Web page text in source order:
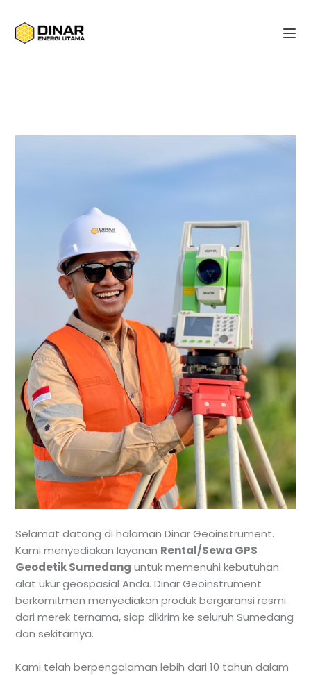
Selamat datang di halaman Dinar Geoinstrument.
Kami menyediakan layanan Rental/Sewa GPS
Geodetik Sumedang untuk memenuhi kebutuhan
alat ukur geospasial Anda. Dinar Geoinstrument
berkomitmen menyediakan produk bergaransi resmi
dari merek ternama, siap dikirim ke seluruh Sumedang
dan sekitarnya.
Kami telah berpengalaman lebih dari 10 tahun dalam